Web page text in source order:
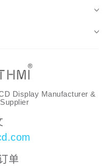
Display Manufacturer &
单